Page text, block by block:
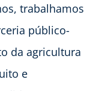
trabalhamos
público-
da agricultura
e